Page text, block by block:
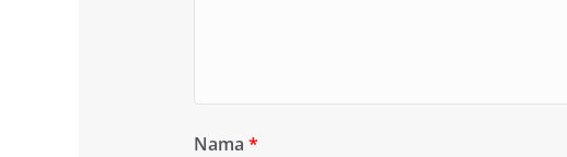
Nama *